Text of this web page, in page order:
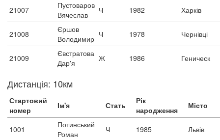
21007
Пустоваров
Вячеслав
Ч 1982 Харків
21008
Єршов
Володимир Ч 1978 Чернівці
21009
Євстратова
Дар'я
Ж 1986 Геническ
Дистанція: 10км
Стартовий
номер
Ім'я Стать
Рік
народження
Місто
1001
Потинський
Роман
Ч 1985 Львів